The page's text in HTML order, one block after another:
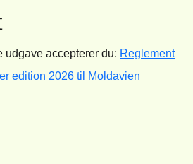
udgave accepterer du: Reglement
edition 2026 til Moldavien